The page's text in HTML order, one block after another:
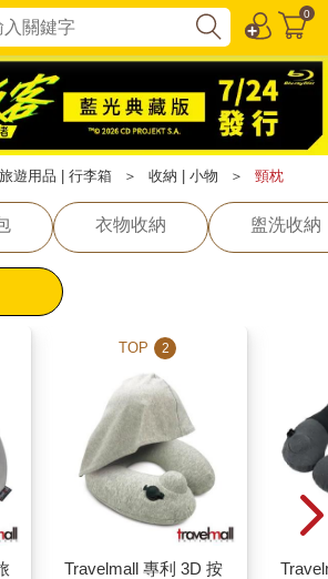
0
旅遊用品 | 行李箱 ＞ 收納 | 小物 ＞ 頸枕
衣物收納 盥洗收納
TOP 2
Travelmall 專利 3D 按